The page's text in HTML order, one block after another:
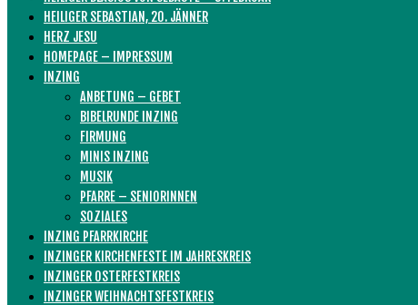
HEILIGER SEBASTIAN, 20. JÄNNER
HERZ JESU
HOMEPAGE – IMPRESSUM
INZING
ANBETUNG – GEBET
BIBELRUNDE INZING
FIRMUNG
MINIS INZING
MUSIK
PFARRE – SENIORINNEN
SOZIALES
INZING PFARRKIRCHE
INZINGER KIRCHENFESTE IM JAHRESKREIS
INZINGER OSTERFESTKREIS
INZINGER WEIHNACHTSFESTKREIS